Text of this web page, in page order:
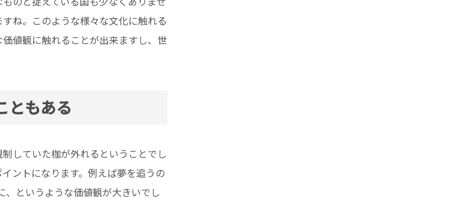
ね。このような様々な文化に触れる
値観に触れることが出来ますし、世
ともある
していた枷が外れるということでし
ントになります。例えば夢を追うの
というような価値観が大きいでし